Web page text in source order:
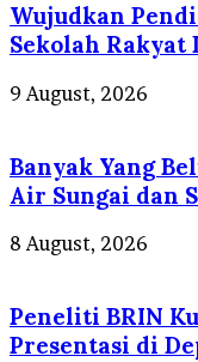
Wujudkan
Sekolah Rakyat
9 August, 2026
Banyak Yang
Air Sungai dan
8 August, 2026
Peneliti BRIN
Presentasi di